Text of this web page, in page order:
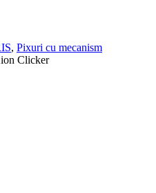
, Pixuri cu mecanism
Clicker